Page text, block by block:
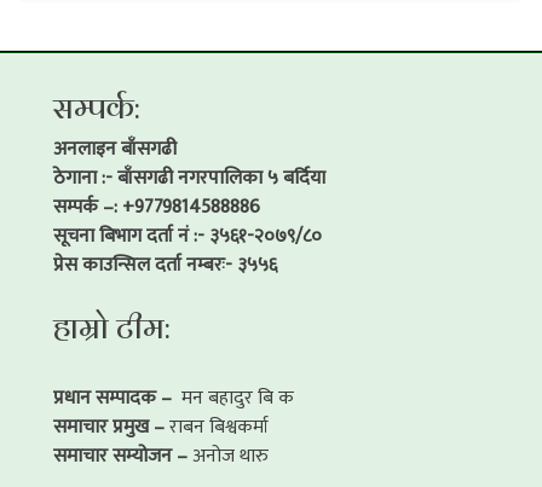
सम्पर्क:
अनलाइन बाँसगढी
ठेगाना :- बाँसगढी नगरपालिका ५ बर्दिया
सम्पर्क –: +9779814588886
सूचना बिभाग दर्ता नं :- ३५६१-२०७९/८०
प्रेस काउन्सिल दर्ता नम्बरः- ३५५६
हाम्रो टीम:
प्रधान सम्पादक – मन बहादुर बि क
समाचार प्रमुख –राबन बिश्वकर्मा
समाचार सम्योजन –अनोज थारु